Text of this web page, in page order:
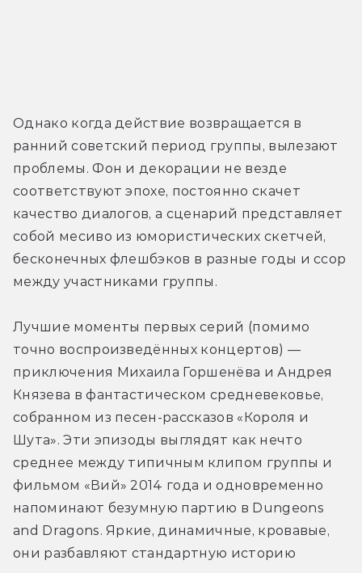
Однако когда действие возвращается в
ранний советский период группы, вылезают
проблемы. Фон и декорации не везде
соответствуют эпохе, постоянно скачет
качество диалогов, а сценарий представляет
собой месиво из юмористических скетчей,
бесконечных флешбэков в разные годы и ссор
между участниками группы.
Лучшие моменты первых серий (помимо
точно воспроизведённых концертов) —
приключения Михаила Горшенёва и Андрея
Князева в фантастическом средневековье,
собранном из песен-рассказов «Короля и
Шута». Эти эпизоды выглядят как нечто
среднее между типичным клипом группы и
фильмом «Вий» 2014 года и одновременно
напоминают безумную партию в Dungeons
and Dragons. Яркие, динамичные, кровавые,
они разбавляют стандартную историю